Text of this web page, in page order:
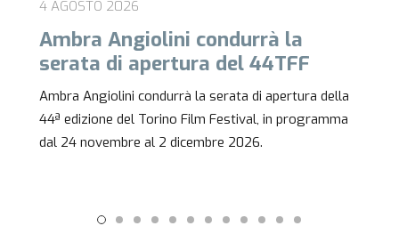
4 AGOSTO 2026
Ambra Angiolini condurrà la
serata di apertura del 44TFF
Ambra Angiolini condurrà la serata di apertura della
44ª edizione del Torino Film Festival, in programma
dal 24 novembre al 2 dicembre 2026.